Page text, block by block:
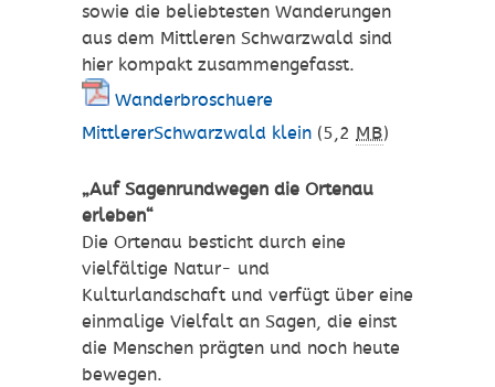
sowie die beliebtesten Wanderungen
aus dem Mittleren Schwarzwald sind
hier kompakt zusammengefasst.
Wanderbroschuere
MittlererSchwarzwald klein (5,2 MB)
„Auf Sagenrundwegen die Ortenau
erleben“
Die Ortenau besticht durch eine
vielfältige Natur- und
Kulturlandschaft und verfügt über eine
einmalige Vielfalt an Sagen, die einst
die Menschen prägten und noch heute
bewegen.